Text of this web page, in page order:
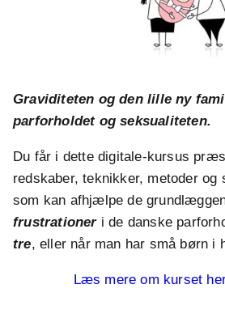
Graviditeten og den lille ny
parforholdet og seksualiteten.
Du får i dette digitale-kursus
redskaber, teknikker, metoder og
som kan afhjælpe de
frustrationeri de danske
tre, eller når man har små børn i
Læs mere om kurset